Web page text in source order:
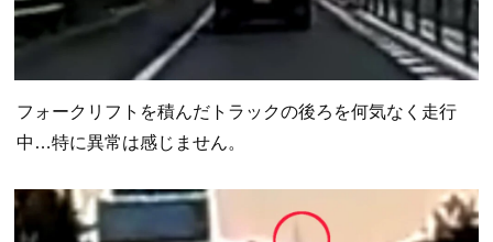
フォークリフトを積んだトラックの後ろを何気なく走行
中…特に異常は感じません。